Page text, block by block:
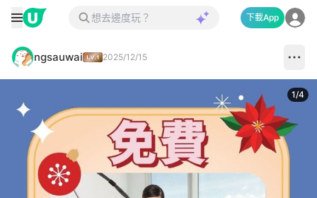
下載App
ngsauwai 2025/12/15
1/4